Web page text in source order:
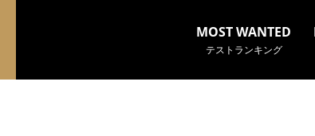
MOST WANTED
テストランキング